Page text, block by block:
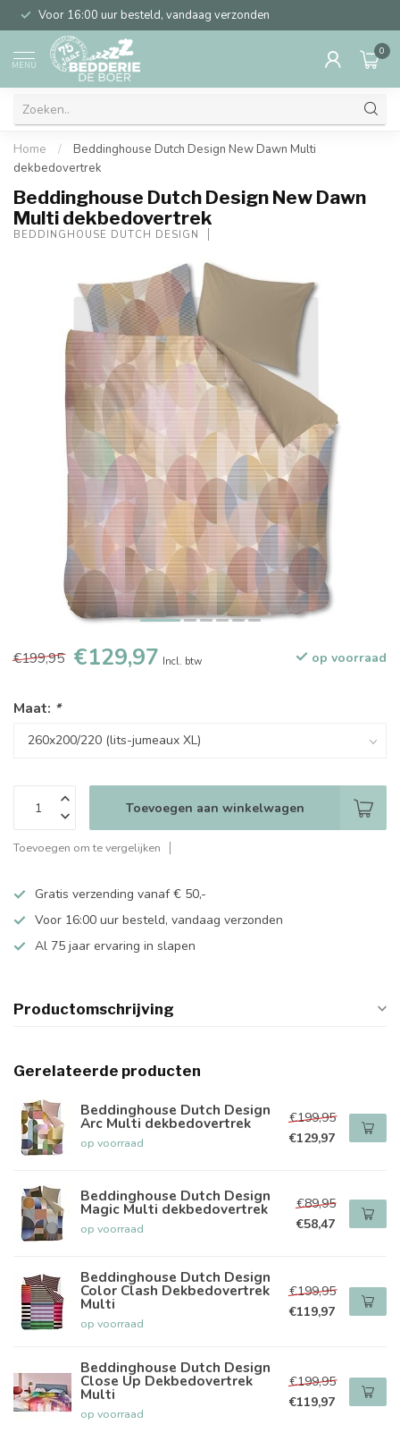
Voor 16:00 uur besteld, vandaag verzonden
MENU
0
Home /
Beddinghouse Dutch Design New Dawn Multi
dekbedovertrek
Beddinghouse Dutch Design New Dawn
Multi dekbedovertrek
BEDDINGHOUSE DUTCH DESIGN
€199,95 €129,97 Incl. btw op voorraad
Maat: *
Toevoegen aan winkelwagen
Toevoegen om te vergelijken
Gratis verzending vanaf € 50,-
Voor 16:00 uur besteld, vandaag verzonden
Al 75 jaar ervaring in slapen
Productomschrijving
Gerelateerde producten
Beddinghouse Dutch Design
Arc Multi dekbedovertrek
op voorraad
€199,95
€129,97
Beddinghouse Dutch Design
Magic Multi dekbedovertrek
op voorraad
€89,95
€58,47
Beddinghouse Dutch Design
Color Clash Dekbedovertrek
Multi
op voorraad
€199,95
€119,97
Beddinghouse Dutch Design
Close Up Dekbedovertrek
Multi
op voorraad
€199,95
€119,97